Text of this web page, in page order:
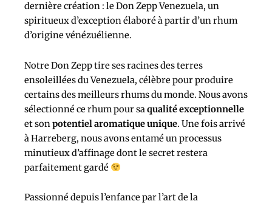
dernière création : le Don Zepp Venezuela, un
spiritueux d’exception élaboré à partir d’un rhum
d’origine vénézuélienne.
Notre Don Zepp tire ses racines des terres
ensoleillées du Venezuela, célèbre pour produire
certains des meilleurs rhums du monde. Nous avons
sélectionné ce rhum pour saqualité exceptionnelle
et sonpotentiel aromatique unique. Une fois arrivé
à Harreberg, nous avons entamé un processus
minutieux d’affinage dont le secret restera
parfaitement gardé
Passionné depuis l’enfance par l’art de la